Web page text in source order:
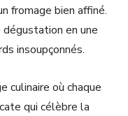
fromage bien affiné.
en une
insoupçonnés.
culinaire où chaque
qui célèbre la